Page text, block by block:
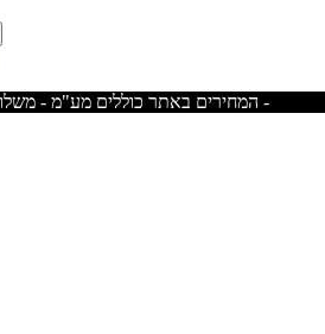
המחירים באתר כוללים מע"מ - משלוח חינם בקניית מוצרים מעל 400ש"ח -לא כולל ריהוט -